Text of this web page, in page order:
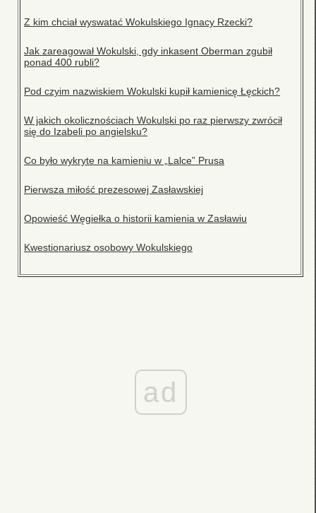
Z kim chciał wyswatać Wokulskiego Ignacy Rzecki?
Jak zareagował Wokulski, gdy inkasent Oberman zgubił
ponad 400 rubli?
Pod czyim nazwiskiem Wokulski kupił kamienicę Łęckich?
W jakich okolicznościach Wokulski po raz pierwszy zwrócił
się do Izabeli po angielsku?
Co było wykryte na kamieniu w „Lalce” Prusa
Pierwsza miłość prezesowej Zasławskiej
Opowieść Węgiełka o historii kamienia w Zasławiu
Kwestionariusz osobowy Wokulskiego
ad